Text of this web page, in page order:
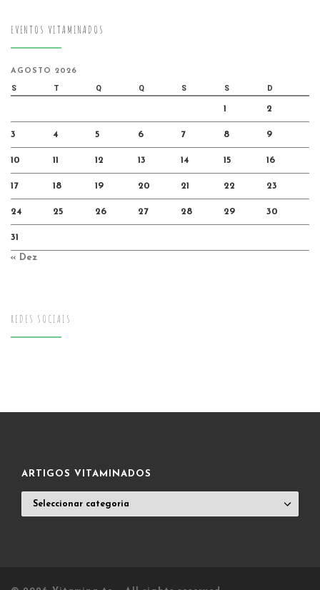
EVENTOS VITAMINADOS
AGOSTO 2026
S T Q Q S S D
1 2
3 4 5 6 7 8 9
10 11 12 13 14 15 16
17 18 19 20 21 22 23
24 25 26 27 28 29 30
31
« Dez
REDES SOCIAIS
ARTIGOS VITAMINADOS
VITAMINADOS